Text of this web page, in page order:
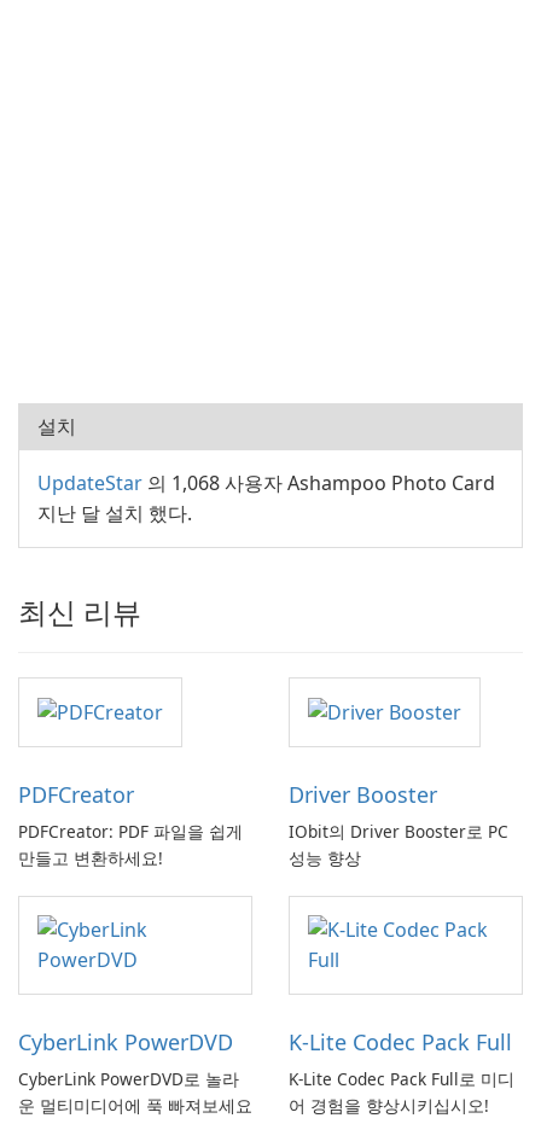
설치
UpdateStar 의 1,068 사용자 Ashampoo Photo Card
지난 달 설치 했다.
최신 리뷰
PDFCreator
PDFCreator: PDF 파일을 쉽게
만들고 변환하세요!
Driver Booster
IObit의 Driver Booster로 PC
성능 향상
CyberLink PowerDVD
CyberLink PowerDVD로 놀라
운 멀티미디어에 푹 빠져보세요
K-Lite Codec Pack Full
K-Lite Codec Pack Full로 미디
어 경험을 향상시키십시오!